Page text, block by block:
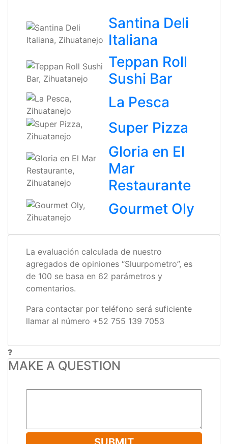
Santina Deli
Italiana
Teppan Roll
Sushi Bar
La Pesca
Super Pizza
Gloria en El
Mar
Restaurante
Gourmet Oly
La evaluación calculada de nuestro
agregados de opiniones “Sluurpometro”, es
de 100 se basa en 62 parámetros y
comentarios.
Para contactar por teléfono será suficiente
llamar al número +52 755 139 7053
MAKE A QUESTION